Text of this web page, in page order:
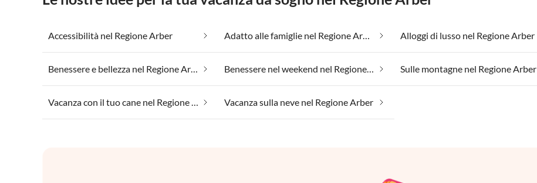
Accessibilità nel Regione Arber Adatto alle famiglie nel Regione Arber Alloggi di lusso nel Regione Arber
Benessere e bellezza nel Regione Arber Benessere nel weekend nel Regione Arber Sulle montagne nel Regione Arber
Vacanza con il tuo cane nel Regione Arber Vacanza sulla neve nel Regione Arber